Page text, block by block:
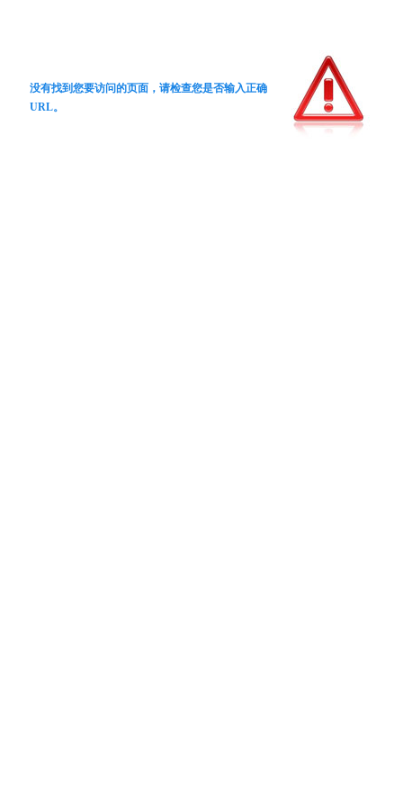
没有找到您要访问的页面，请检查您是否输入正确
URL。